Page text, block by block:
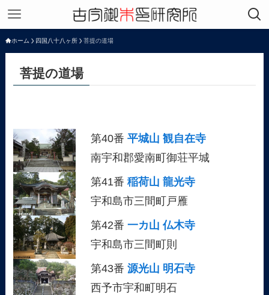
ホーム 四国八十八ヶ所 菩提の道場
菩提の道場
第40番 平城山 観自在寺
南宇和郡愛南町御荘平城
第41番 稲荷山 龍光寺
宇和島市三間町戸雁
第42番 一カ山 仏木寺
宇和島市三間町則
第43番 源光山 明石寺
西予市宇和町明石